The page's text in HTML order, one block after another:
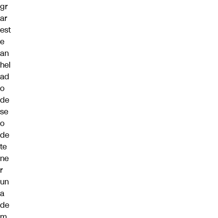
gr
ar
est
e
an
hel
ad
o
de
se
o
de
te
ne
r
un
a
de